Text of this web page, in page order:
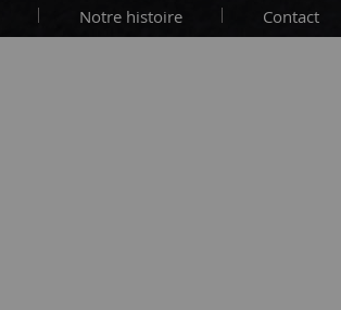
Notre histoire Contact